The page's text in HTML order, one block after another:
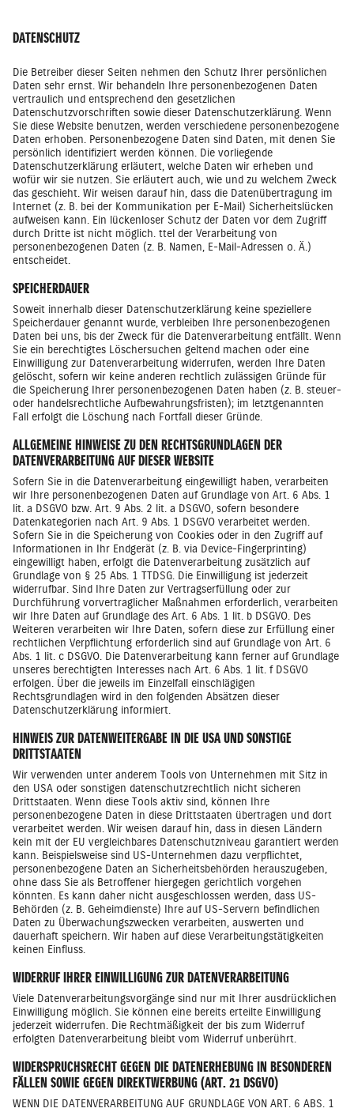
DATENSCHUTZ
Die Betreiber dieser Seiten nehmen den Schutz Ihrer persönlichen
Daten sehr ernst. Wir behandeln Ihre personenbezogenen Daten
vertraulich und entsprechend den gesetzlichen
Datenschutzvorschriften sowie dieser Datenschutzerklärung. Wenn
Sie diese Website benutzen, werden verschiedene personenbezogene
Daten erhoben. Personenbezogene Daten sind Daten, mit denen Sie
persönlich identifiziert werden können. Die vorliegende
Datenschutzerklärung erläutert, welche Daten wir erheben und
wofür wir sie nutzen. Sie erläutert auch, wie und zu welchem Zweck
das geschieht. Wir weisen darauf hin, dass die Datenübertragung im
Internet (z. B. bei der Kommunikation per E-Mail) Sicherheitslücken
aufweisen kann. Ein lückenloser Schutz der Daten vor dem Zugriff
durch Dritte ist nicht möglich. ttel der Verarbeitung von
personenbezogenen Daten (z. B. Namen, E-Mail-Adressen o. Ä.)
entscheidet.
SPEICHERDAUER
Soweit innerhalb dieser Datenschutzerklärung keine speziellere
Speicherdauer genannt wurde, verbleiben Ihre personenbezogenen
Daten bei uns, bis der Zweck für die Datenverarbeitung entfällt. Wenn
Sie ein berechtigtes Löschersuchen geltend machen oder eine
Einwilligung zur Datenverarbeitung widerrufen, werden Ihre Daten
gelöscht, sofern wir keine anderen rechtlich zulässigen Gründe für
die Speicherung Ihrer personenbezogenen Daten haben (z. B. steuer-
oder handelsrechtliche Aufbewahrungsfristen); im letztgenannten
Fall erfolgt die Löschung nach Fortfall dieser Gründe.
ALLGEMEINE HINWEISE ZU DEN RECHTSGRUNDLAGEN DER
DATENVERARBEITUNG AUF DIESER WEBSITE
Sofern Sie in die Datenverarbeitung eingewilligt haben, verarbeiten
wir Ihre personenbezogenen Daten auf Grundlage von Art. 6 Abs. 1
lit. a DSGVO bzw. Art. 9 Abs. 2 lit. a DSGVO, sofern besondere
Datenkategorien nach Art. 9 Abs. 1 DSGVO verarbeitet werden.
Sofern Sie in die Speicherung von Cookies oder in den Zugriff auf
Informationen in Ihr Endgerät (z. B. via Device-Fingerprinting)
eingewilligt haben, erfolgt die Datenverarbeitung zusätzlich auf
Grundlage von § 25 Abs. 1 TTDSG. Die Einwilligung ist jederzeit
widerrufbar. Sind Ihre Daten zur Vertragserfüllung oder zur
Durchführung vorvertraglicher Maßnahmen erforderlich, verarbeiten
wir Ihre Daten auf Grundlage des Art. 6 Abs. 1 lit. b DSGVO. Des
Weiteren verarbeiten wir Ihre Daten, sofern diese zur Erfüllung einer
rechtlichen Verpflichtung erforderlich sind auf Grundlage von Art. 6
Abs. 1 lit. c DSGVO. Die Datenverarbeitung kann ferner auf Grundlage
unseres berechtigten Interesses nach Art. 6 Abs. 1 lit. f DSGVO
erfolgen. Über die jeweils im Einzelfall einschlägigen
Rechtsgrundlagen wird in den folgenden Absätzen dieser
Datenschutzerklärung informiert.
HINWEIS ZUR DATENWEITERGABE IN DIE USA UND SONSTIGE
DRITTSTAATEN
Wir verwenden unter anderem Tools von Unternehmen mit Sitz in
den USA oder sonstigen datenschutzrechtlich nicht sicheren
Drittstaaten. Wenn diese Tools aktiv sind, können Ihre
personenbezogene Daten in diese Drittstaaten übertragen und dort
verarbeitet werden. Wir weisen darauf hin, dass in diesen Ländern
kein mit der EU vergleichbares Datenschutzniveau garantiert werden
kann. Beispielsweise sind US-Unternehmen dazu verpflichtet,
personenbezogene Daten an Sicherheitsbehörden herauszugeben,
ohne dass Sie als Betroffener hiergegen gerichtlich vorgehen
könnten. Es kann daher nicht ausgeschlossen werden, dass US-
Behörden (z. B. Geheimdienste) Ihre auf US-Servern befindlichen
Daten zu Überwachungszwecken verarbeiten, auswerten und
dauerhaft speichern. Wir haben auf diese Verarbeitungstätigkeiten
keinen Einfluss.
WIDERRUF IHRER EINWILLIGUNG ZUR DATENVERARBEITUNG
Viele Datenverarbeitungsvorgänge sind nur mit Ihrer ausdrücklichen
Einwilligung möglich. Sie können eine bereits erteilte Einwilligung
jederzeit widerrufen. Die Rechtmäßigkeit der bis zum Widerruf
erfolgten Datenverarbeitung bleibt vom Widerruf unberührt.
WIDERSPRUCHSRECHT GEGEN DIE DATENERHEBUNG IN BESONDEREN
FÄLLEN SOWIE GEGEN DIREKTWERBUNG (ART. 21 DSGVO)
WENN DIE DATENVERARBEITUNG AUF GRUNDLAGE VON ART. 6 ABS. 1